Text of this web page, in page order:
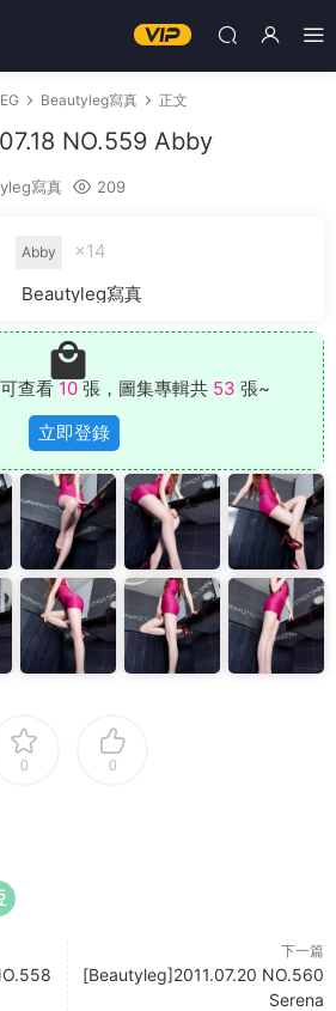
Beautyleg寫真 正文
NO.559 Abby
寫真 209
Abby
×14
Beautyleg寫真
查看 10 張，圖集專輯共 53 張~
立即登錄
0 0
下一篇
[Beautyleg]2011.07.20 NO.560
Serena